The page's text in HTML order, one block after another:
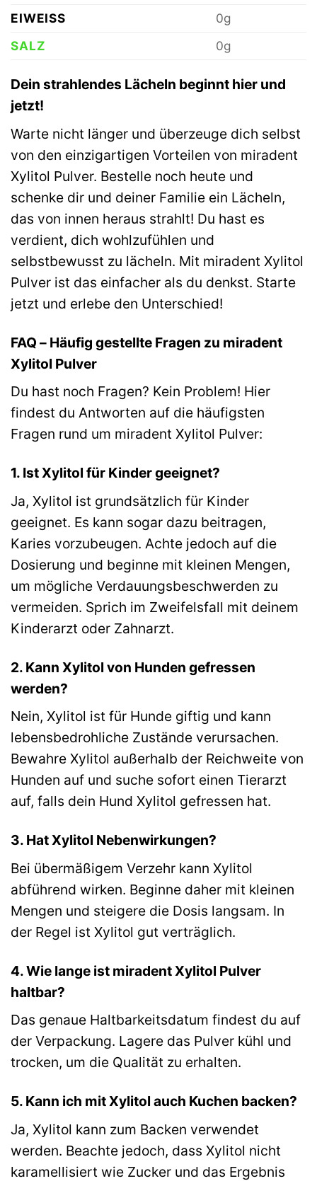
EIWEISS
0g
SALZ
0g
Dein strahlendes Lächeln beginnt hier und
jetzt!
Warte nicht länger und überzeuge dich selbst
von den einzigartigen Vorteilen von miradent
Xylitol Pulver. Bestelle noch heute und
schenke dir und deiner Familie ein Lächeln,
das von innen heraus strahlt! Du hast es
verdient, dich wohlzufühlen und
selbstbewusst zu lächeln. Mit miradent Xylitol
Pulver ist das einfacher als du denkst. Starte
jetzt und erlebe den Unterschied!
FAQ – Häufig gestellte Fragen zu miradent
Xylitol Pulver
Du hast noch Fragen? Kein Problem! Hier
findest du Antworten auf die häufigsten
Fragen rund um miradent Xylitol Pulver:
1. Ist Xylitol für Kinder geeignet?
Ja, Xylitol ist grundsätzlich für Kinder
geeignet. Es kann sogar dazu beitragen,
Karies vorzubeugen. Achte jedoch auf die
Dosierung und beginne mit kleinen Mengen,
um mögliche Verdauungsbeschwerden zu
vermeiden. Sprich im Zweifelsfall mit deinem
Kinderarzt oder Zahnarzt.
2. Kann Xylitol von Hunden gefressen
werden?
Nein, Xylitol ist für Hunde giftig und kann
lebensbedrohliche Zustände verursachen.
Bewahre Xylitol außerhalb der Reichweite von
Hunden auf und suche sofort einen Tierarzt
auf, falls dein Hund Xylitol gefressen hat.
3. Hat Xylitol Nebenwirkungen?
Bei übermäßigem Verzehr kann Xylitol
abführend wirken. Beginne daher mit kleinen
Mengen und steigere die Dosis langsam. In
der Regel ist Xylitol gut verträglich.
4. Wie lange ist miradent Xylitol Pulver
haltbar?
Das genaue Haltbarkeitsdatum findest du auf
der Verpackung. Lagere das Pulver kühl und
trocken, um die Qualität zu erhalten.
5. Kann ich mit Xylitol auch Kuchen backen?
Ja, Xylitol kann zum Backen verwendet
werden. Beachte jedoch, dass Xylitol nicht
karamellisiert wie Zucker und das Ergebnis